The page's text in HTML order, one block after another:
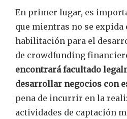
En primer lugar, es
que mientras no se expida
habilitación para el
de crowdfunding
encontrará facultado
desarrollar negocios con
pena de incurrir en la
actividades de captación